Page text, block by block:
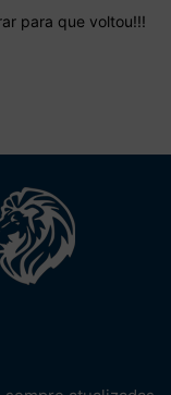
para que voltou!!!